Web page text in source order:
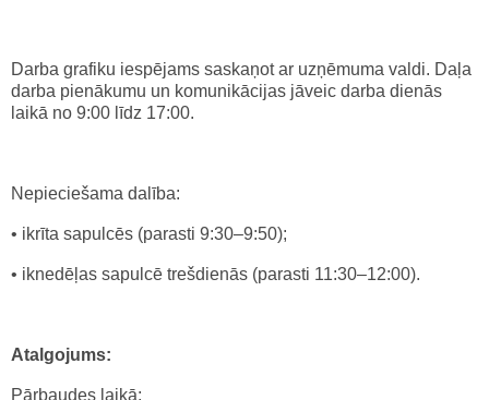
Darba grafiku iespējams saskaņot ar uzņēmuma valdi. Daļa
darba pienākumu un komunikācijas jāveic darba dienās
laikā no 9:00 līdz 17:00.
Nepieciešama dalība:
• ikrīta sapulcēs (parasti 9:30–9:50);
• iknedēļas sapulcē trešdienās (parasti 11:30–12:00).
Atalgojums:
Pārbaudes laikā: